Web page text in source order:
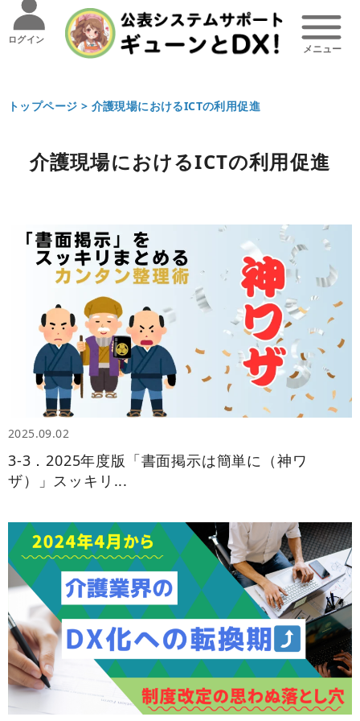
ログイン
トップページ > 介護現場におけるICTの利用促進
介護現場におけるICTの利用促進
2025.09.02
3‑3．2025年度版「書面掲示は簡単に（神ワ
ザ）」スッキリ...